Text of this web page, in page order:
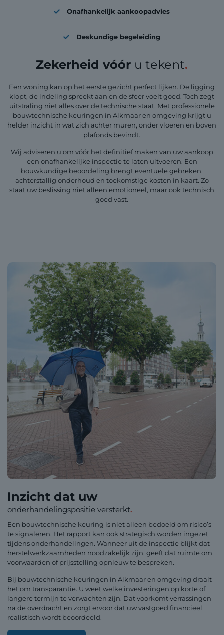
Onafhankelijk aankoopadvies
Deskundige begeleiding
Zekerheid vóór u tekent.
Een woning kan op het eerste gezicht perfect lijken. De ligging
klopt, de indeling spreekt aan en de sfeer voelt goed. Toch zegt
uitstraling niet alles over de technische staat. Met professionele
bouwtechnische keuringen in Alkmaar en omgeving krijgt u
helder inzicht in wat zich achter muren, onder vloeren en boven
plafonds bevindt.
Wij adviseren u om vóór het definitief maken van uw aankoop
een onafhankelijke inspectie te laten uitvoeren. Een
bouwkundige beoordeling brengt eventuele gebreken,
achterstallig onderhoud en toekomstige kosten in kaart. Zo
staat uw beslissing niet alleen emotioneel, maar ook technisch
goed vast.
Inzicht dat uw
onderhandelingspositie versterkt.
Een bouwtechnische keuring is niet alleen bedoeld om risico’s
te signaleren. Het rapport kan ook strategisch worden ingezet
tijdens onderhandelingen. Wanneer uit de inspectie blijkt dat
herstelwerkzaamheden noodzakelijk zijn, geeft dat ruimte om
voorwaarden of prijsstelling opnieuw te bespreken.
Bij bouwtechnische keuringen in Alkmaar en omgeving draait
het om transparantie. U weet welke investeringen op korte of
langere termijn te verwachten zijn. Dat voorkomt verrassingen
na de overdracht en zorgt ervoor dat uw vastgoed financieel
realistisch wordt beoordeeld.